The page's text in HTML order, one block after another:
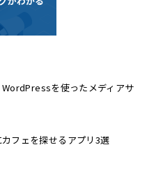
を使ったメディアサ
フェを探せるアプリ3選